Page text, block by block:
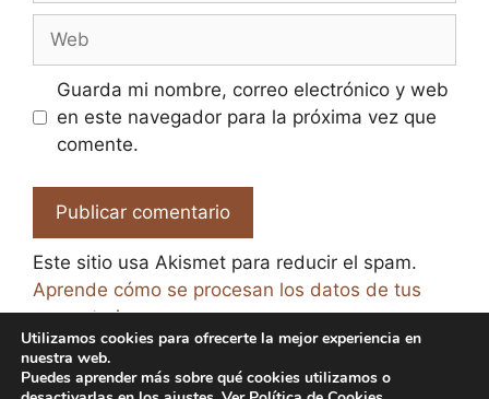
Web
Guarda mi nombre, correo electrónico y web
en este navegador para la próxima vez que
comente.
Este sitio usa Akismet para reducir el spam.
Aprende cómo se procesan los datos de tus
comentarios.
Utilizamos cookies para ofrecerte la mejor experiencia en
nuestra web.
Puedes aprender más sobre qué cookies utilizamos o